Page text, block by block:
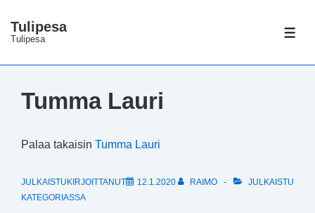
Siirry
pääsisältöön
Tulipesa
Tulipesa
Tumma Lauri
Palaa takaisin Tumma Lauri
JULKAISTUKIRJOITTANUT 12.1.2020 RAIMO
JULKAISTU
KATEGORIASSA